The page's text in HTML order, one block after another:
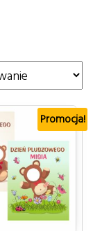
Promocja!